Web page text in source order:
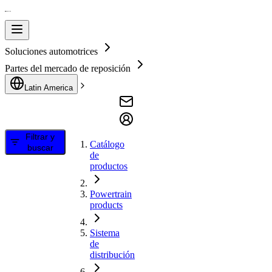
Soluciones automotrices
Partes del mercado de reposición
Latin America
Filtrar y
buscar
Catálogo
de
productos
Powertrain
products
Sistema
de
distribución